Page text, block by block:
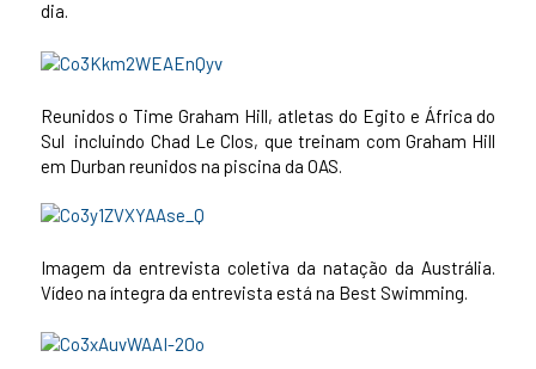
dia.
Reunidos o Time Graham Hill, atletas do Egito e África do
Sul incluindo Chad Le Clos, que treinam com Graham Hill
em Durban reunidos na piscina da OAS.
Imagem da entrevista coletiva da natação da Austrália.
Vídeo na íntegra da entrevista está na Best Swimming.